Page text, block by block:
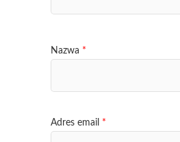
Nazwa *
Adres email *